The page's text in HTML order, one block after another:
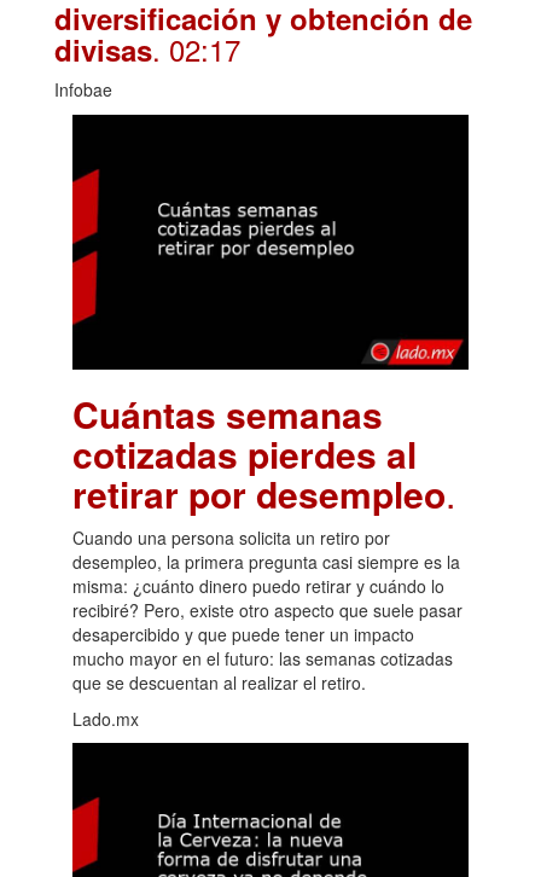
diversificación y obtención de
divisas. 02:17
Infobae
Cuántas semanas
cotizadas pierdes al
retirar por desempleo.
Cuando una persona solicita un retiro por
desempleo, la primera pregunta casi siempre es la
misma: ¿cuánto dinero puedo retirar y cuándo lo
recibiré? Pero, existe otro aspecto que suele pasar
desapercibido y que puede tener un impacto
mucho mayor en el futuro: las semanas cotizadas
que se descuentan al realizar el retiro.
Lado.mx